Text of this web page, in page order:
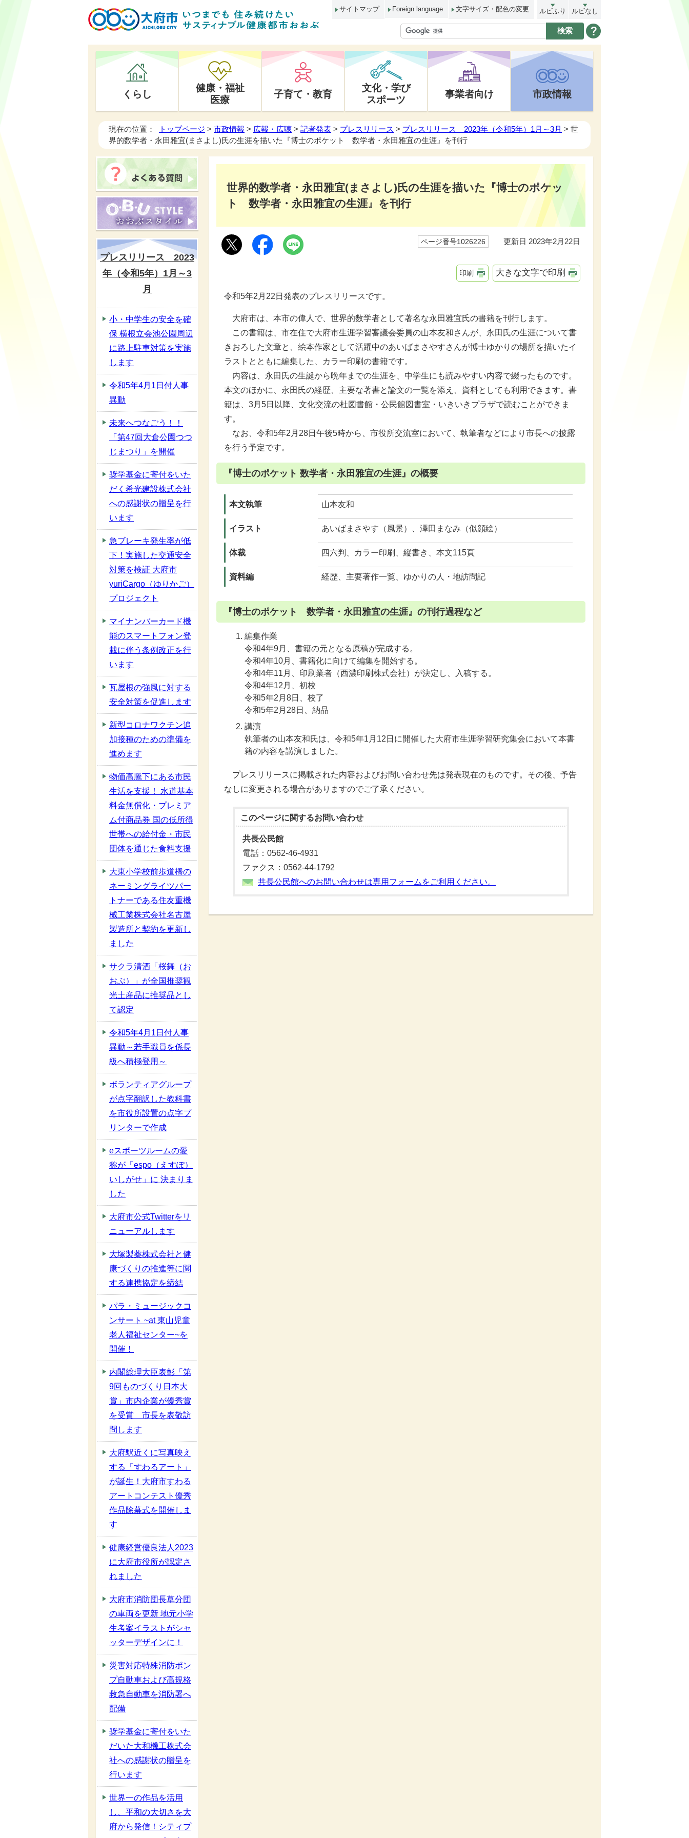
サイトマップ Foreign language 文字サイズ・配色の変更 ルビふり ルビなし
くらし
健康・福祉
医療
子育て・教育
文化・学び
スポーツ
事業者向け 市政情報
現在の位置： トップページ > 市政情報 > 広報・広聴 > 記者発表 > プレスリリース > プレスリリース 2023年（令和5年）1月～3月 > 世
界的数学者・永田雅宜(まさよし)氏の生涯を描いた『博士のポケット 数学者・永田雅宜の生涯』を刊行
世界的数学者・永田雅宜(まさよし)氏の生涯を描いた『博士のポケッ
ト 数学者・永田雅宜の生涯』を刊行
ページ番号1026226 更新日 2023年2月22日
印刷 大きな文字で印刷
令和5年2月22日発表のプレスリリースです。
大府市は、本市の偉人で、世界的数学者として著名な永田雅宜氏の書籍を刊行します。
この書籍は、市在住で大府市生涯学習審議会委員の山本友和さんが、永田氏の生涯について書
きおろした文章と、絵本作家として活躍中のあいばまさやすさんが博士ゆかりの場所を描いたイ
ラストとともに編集した、カラー印刷の書籍です。
内容は、永田氏の生誕から晩年までの生涯を、中学生にも読みやすい内容で綴ったものです。
本文のほかに、永田氏の経歴、主要な著書と論文の一覧を添え、資料としても利用できます。書
籍は、3月5日以降、文化交流の杜図書館・公民館図書室・いきいきプラザで読むことができま
す。
なお、令和5年2月28日午後5時から、市役所交流室において、執筆者などにより市長への披露
を行う予定です。
『博士のポケット 数学者・永田雅宜の生涯』の概要
本文執筆 山本友和
イラスト あいばまさやす（風景）、澤田まなみ（似顔絵）
体裁 四六判、カラー印刷、縦書き、本文115頁
資料編 経歴、主要著作一覧、ゆかりの人・地訪問記
『博士のポケット 数学者・永田雅宜の生涯』の刊行過程など
編集作業
令和4年9月、書籍の元となる原稿が完成する。
令和4年10月、書籍化に向けて編集を開始する。
令和4年11月、印刷業者（西濃印刷株式会社）が決定し、入稿する。
令和4年12月、初校
令和5年2月8日、校了
令和5年2月28日、納品
講演
執筆者の山本友和氏は、令和5年1月12日に開催した大府市生涯学習研究集会において本書
籍の内容を講演しました。
プレスリリースに掲載された内容およびお問い合わせ先は発表現在のものです。その後、予告
なしに変更される場合がありますのでご了承ください。
このページに関するお問い合わせ
共長公民館
電話：0562-46-4931
ファクス：0562-44-1792
共長公民館へのお問い合わせは専用フォームをご利用ください。
プレスリリース 2023
年（令和5年）1月～3
月
小・中学生の安全を確
保 横根立会池公園周辺
に路上駐車対策を実施
します
令和5年4月1日付人事
異動
未来へつなごう！！
「第47回大倉公園つつ
じまつり」を開催
奨学基金に寄付をいた
だく希光建設株式会社
への感謝状の贈呈を行
います
急ブレーキ発生率が低
下！実施した交通安全
対策を検証 大府市
yuriCargo（ゆりかご）
プロジェクト
マイナンバーカード機
能のスマートフォン登
載に伴う条例改正を行
います
瓦屋根の強風に対する
安全対策を促進します
新型コロナワクチン追
加接種のための準備を
進めます
物価高騰下にある市民
生活を支援！ 水道基本
料金無償化・プレミア
ム付商品券 国の低所得
世帯への給付金・市民
団体を通じた食料支援
大東小学校前歩道橋の
ネーミングライツパー
トナーである住友重機
械工業株式会社名古屋
製造所と契約を更新し
ました
サクラ清酒「桜舞（お
おぶ）」が全国推奨観
光土産品に推奨品とし
て認定
令和5年4月1日付人事
異動～若手職員を係長
級へ積極登用～
ボランティアグループ
が点字翻訳した教科書
を市役所設置の点字プ
リンターで作成
eスポーツルームの愛
称が「espo（えすぽ）
いしがせ」に 決まりま
した
大府市公式Twitterをリ
ニューアルします
大塚製薬株式会社と健
康づくりの推進等に関
する連携協定を締結
パラ・ミュージックコ
ンサート ~at 東山児童
老人福祉センター~を
開催！
内閣総理大臣表彰「第
9回ものづくり日本大
賞」市内企業が優秀賞
を受賞 市長を表敬訪
問します
大府駅近くに写真映え
する「すわるアート」
が誕生！大府市すわる
アートコンテスト優秀
作品除幕式を開催しま
す
健康経営優良法人2023
に大府市役所が認定さ
れました
大府市消防団長草分団
の車両を更新 地元小学
生考案イラストがシャ
ッターデザインに！
災害対応特殊消防ポン
プ自動車および高規格
救急自動車を消防署へ
配備
奨学基金に寄付をいた
だいた大和機工株式会
社への感謝状の贈呈を
行います
世界一の作品を活用
し、平和の大切さを大
府から発信！シティプ